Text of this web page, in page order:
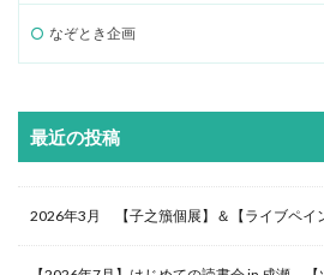
なぞとき企画
最近の投稿
2026年3月 【子之籏個展】＆【ライブペイ